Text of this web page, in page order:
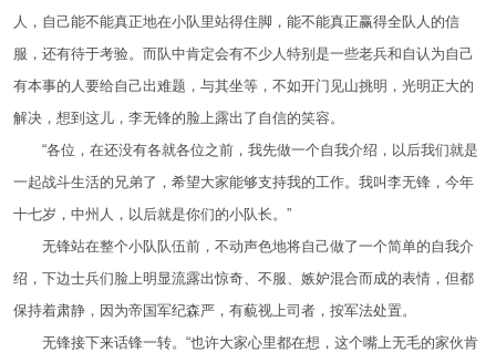
人，自己能不能真正地在小队里站得住脚，能不能真正赢得全队人的信
服，还有待于考验。而队中肯定会有不少人特别是一些老兵和自认为自己
有本事的人要给自己出难题，与其坐等，不如开门见山挑明，光明正大的
解决，想到这儿，李无锋的脸上露出了自信的笑容。
“各位，在还没有各就各位之前，我先做一个自我介绍，以后我们就是
一起战斗生活的兄弟了，希望大家能够支持我的工作。我叫李无锋，今年
十七岁，中州人，以后就是你们的小队长。”
无锋站在整个小队队伍前，不动声色地将自己做了一个简单的自我介
绍，下边士兵们脸上明显流露出惊奇、不服、嫉妒混合而成的表情，但都
保持着肃静，因为帝国军纪森严，有藐视上司者，按军法处置。
无锋接下来话锋一转。“也许大家心里都在想，这个嘴上无毛的家伙肯